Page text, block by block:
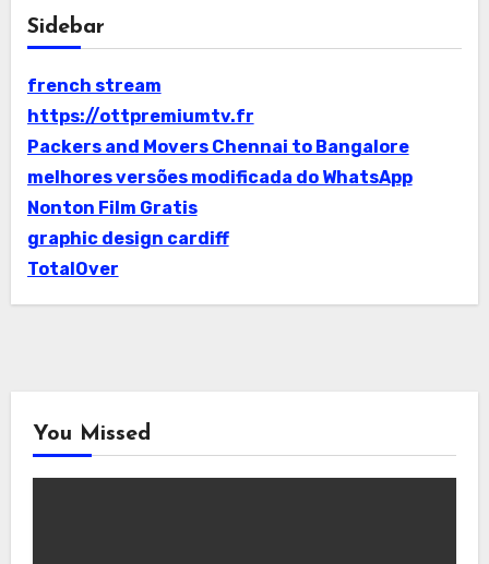
Sidebar
french stream
https://ottpremiumtv.fr
Packers and Movers Chennai to Bangalore
melhores versões modificada do WhatsApp
Nonton Film Gratis
graphic design cardiff
TotalOver
You Missed